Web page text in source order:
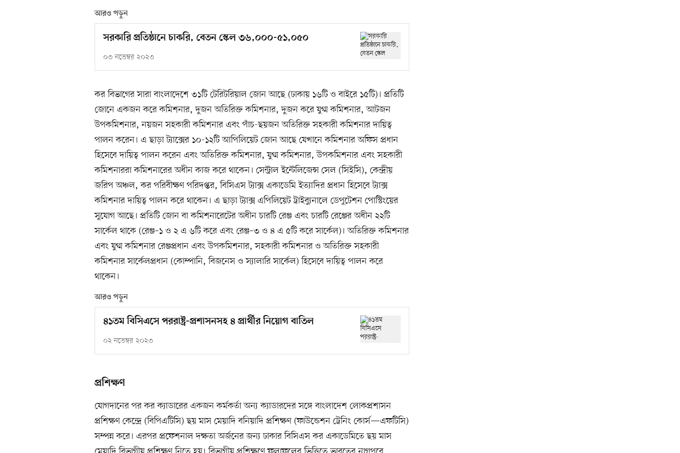
আরও পড়ুন
সরকারি প্রতিষ্ঠানে চাকরি, বেতন স্কেল ৩৬,০০০-৫১,০৫০
০৩ নভেম্বর ২০২৩
কর বিভাগের সারা বাংলাদেশে ৩১টি টেরিটরিয়াল জোন আছে (ঢাকায় ১৬টি ও বাইরে ১৫টি)। প্রতিটি
জোনে একজন করে কমিশনার, দুজন অতিরিক্ত কমিশনার, দুজন করে যুগ্ম কমিশনার, আটজন
উপকমিশনার, নয়জন সহকারী কমিশনার এবং পাঁচ-ছয়জন অতিরিক্ত সহকারী কমিশনার দায়িত্ব
পালন করেন। এ ছাড়া ট্যাক্সের ১০-১২টি আপিলিয়েট জোন আছে যেখানে কমিশনার অফিস প্রধান
হিসেবে দায়িত্ব পালন করেন এবং অতিরিক্ত কমিশনার, যুগ্ম কমিশনার, উপকমিশনার এবং সহকারী
কমিশনাররা কমিশনারের অধীন কাজ করে থাকেন। সেন্ট্রাল ইন্টেলিজেন্স সেল (সিইসি), কেন্দ্রীয়
জরিপ অঞ্চল, কর পরিবীক্ষণ পরিদপ্তর, বিসিএস ট্যাক্স একাডেমি ইত্যাদির প্রধান হিসেবে ট্যাক্স
কমিশনার দায়িত্ব পালন করে থাকেন। এ ছাড়া ট্যাক্স এপিলিয়েট ট্রাইব্যুনালে ডেপুটেশন পোস্টিংয়ের
সুযোগ আছে। প্রতিটি জোন বা কমিশনারেটের অধীন চারটি রেঞ্জ এবং চারটি রেঞ্জের অধীন ২২টি
সার্কেল থাকে (রেঞ্জ–১ ও ২ এ ৬টি করে এবং রেঞ্জ–৩ ও ৪ এ ৫টি করে সার্কেল)। অতিরিক্ত কমিশনার
এবং যুগ্ম কমিশনার রেঞ্জপ্রধান এবং উপকমিশনার, সহকারী কমিশনার ও অতিরিক্ত সহকারী
কমিশনার সার্কেলপ্রধান (কোম্পানি, বিজনেস ও স্যালারি সার্কেল) হিসেবে দায়িত্ব পালন করে
থাকেন।
আরও পড়ুন
৪১তম বিসিএসে পররাষ্ট্র-প্রশাসনসহ ৪ প্রার্থীর নিয়োগ বাতিল
০২ নভেম্বর ২০২৩
প্রশিক্ষণ
যোগদানের পর কর ক্যাডারের একজন কর্মকর্তা অন্য ক্যাডারদের সঙ্গে বাংলাদেশ লোকপ্রশাসন
প্রশিক্ষণ কেন্দ্রে (বিপিএটিসি) ছয় মাস মেয়াদি বনিয়াদি প্রশিক্ষণ (ফাউন্ডেশন ট্রেনিং কোর্স—এফটিসি)
সম্পন্ন করে। এরপর প্রফেশনাল দক্ষতা অর্জনের জন্য ঢাকার বিসিএস কর একাডেমিতে ছয় মাস